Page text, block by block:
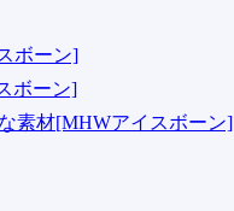
ボーン]
ボーン]
素材[MHWアイスボーン]